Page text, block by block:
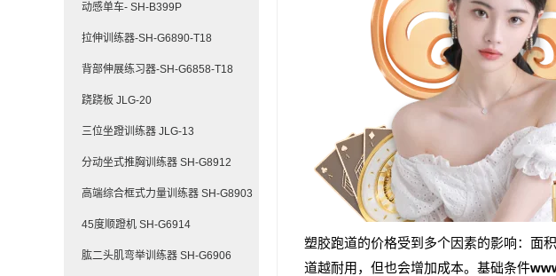
动感单车- SH-B399P
拉伸训练器-SH-G6890-T18
背部伸展练习器-SH-G6858-T18
跷跷板 JLG-20
三位坐蹬训练器 JLG-13
分动坐式推胸训练器 SH-G8912
高端综合框式力量训练器 SH-G8903
45度顺蹬机 SH-G6914
肱二头肌弯举训练器 SH-G6906
塑胶跑道的价格受到多个因素的影响：面
道越耐用，但也会增加成本。基础条件